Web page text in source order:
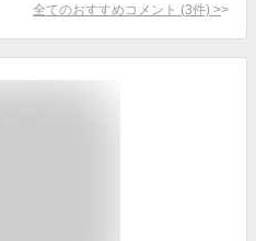
全てのおすすめコメント (3件) >